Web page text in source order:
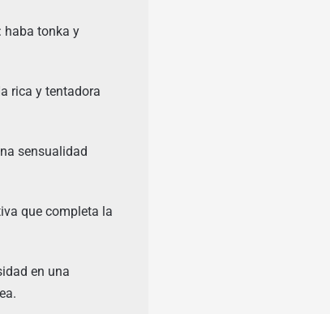
haba tonka y
rica y tentadora
sensualidad
que completa la
en una